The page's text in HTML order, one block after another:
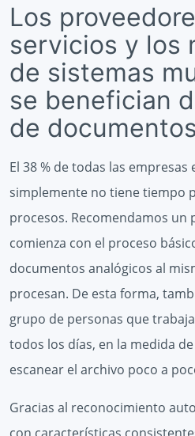
Los
servicios y los
de sistemas
se benefician
de
El 38 % de todas las empresas
simplemente no tiene tiempo
procesos. Recomendamos
comienza con el proceso
documentos analógicos al
procesan. De esta forma,
grupo de personas que
todos los días, en la medida
escanear el archivo poco a
Gracias al reconocimiento